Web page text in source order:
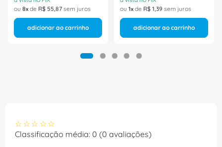
ou 8 de R$ 55,87 sem juros
adicionar ao carrinho
ou 1 de R$ 1,39 sem juros
adicionar ao carrinho
☆ ☆ ☆ ☆ ☆
Classificação média: 0 (0 avaliações)